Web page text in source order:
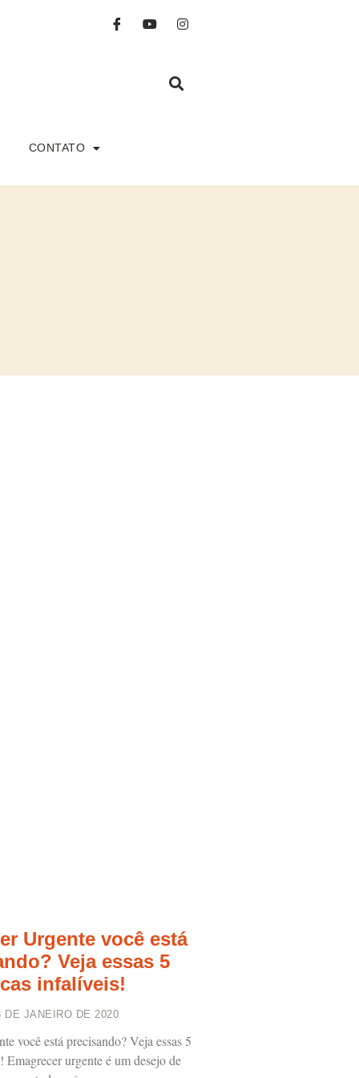
CONTATO
Urgente você está
Veja essas 5
infalíveis!
DE JANEIRO DE 2020
você está precisando? Veja essas 5
Emagrecer urgente é um desejo de